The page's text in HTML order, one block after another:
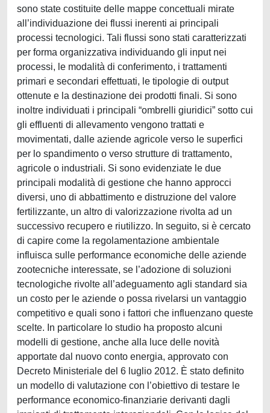
sono state costituite delle mappe concettuali mirate
all’individuazione dei flussi inerenti ai principali
processi tecnologici. Tali flussi sono stati caratterizzati
per forma organizzativa individuando gli input nei
processi, le modalità di conferimento, i trattamenti
primari e secondari effettuati, le tipologie di output
ottenute e la destinazione dei prodotti finali. Si sono
inoltre individuati i principali “ombrelli giuridici” sotto cui
gli effluenti di allevamento vengono trattati e
movimentati, dalle aziende agricole verso le superfici
per lo spandimento o verso strutture di trattamento,
agricole o industriali. Si sono evidenziate le due
principali modalità di gestione che hanno approcci
diversi, uno di abbattimento e distruzione del valore
fertilizzante, un altro di valorizzazione rivolta ad un
successivo recupero e riutilizzo. In seguito, si è cercato
di capire come la regolamentazione ambientale
influisca sulle performance economiche delle aziende
zootecniche interessate, se l’adozione di soluzioni
tecnologiche rivolte all’adeguamento agli standard sia
un costo per le aziende o possa rivelarsi un vantaggio
competitivo e quali sono i fattori che influenzano queste
scelte. In particolare lo studio ha proposto alcuni
modelli di gestione, anche alla luce delle novità
apportate dal nuovo conto energia, approvato con
Decreto Ministeriale del 6 luglio 2012. È stato definito
un modello di valutazione con l’obiettivo di testare le
performance economico-finanziarie derivanti dagli